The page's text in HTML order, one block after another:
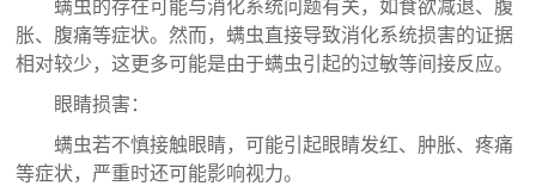
螨虫的存在可能与消化系统问题有关，如食欲减退、腹
胀、腹痛等症状。然而，螨虫直接导致消化系统损害的证据
相对较少，这更多可能是由于螨虫引起的过敏等间接反应。
眼睛损害：
螨虫若不慎接触眼睛，可能引起眼睛发红、肿胀、疼痛
等症状，严重时还可能影响视力。